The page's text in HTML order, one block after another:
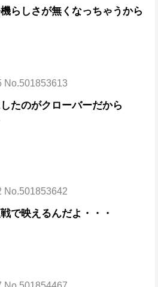
らしさが無くなっちゃうから
No.501853613
たのがクローバーだから
No.501853642
で映えるんだよ・・・